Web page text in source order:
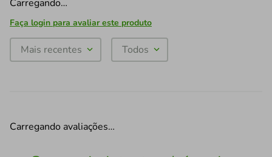
Carregando…
Faça login para avaliar este produto
Mais recentes Todos
Carregando avaliações…